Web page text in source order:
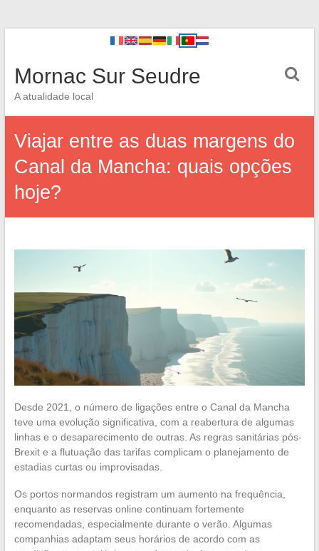
Mornac Sur Seudre
A atualidade local
Viajar entre as duas margens do
Canal da Mancha: quais opções
hoje?
Desde 2021, o número de ligações entre o Canal da Mancha
teve uma evolução significativa, com a reabertura de algumas
linhas e o desaparecimento de outras. As regras sanitárias pós-
Brexit e a flutuação das tarifas complicam o planejamento de
estadias curtas ou improvisadas.
Os portos normandos registram um aumento na frequência,
enquanto as reservas online continuam fortemente
recomendadas, especialmente durante o verão. Algumas
companhias adaptam seus horários de acordo com as